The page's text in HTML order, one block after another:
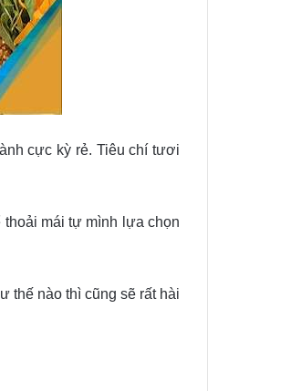
cực kỳ rẻ. Tiêu chí tươi
mái tự mình lựa chọn
thế nào thì cũng sẽ rất hài